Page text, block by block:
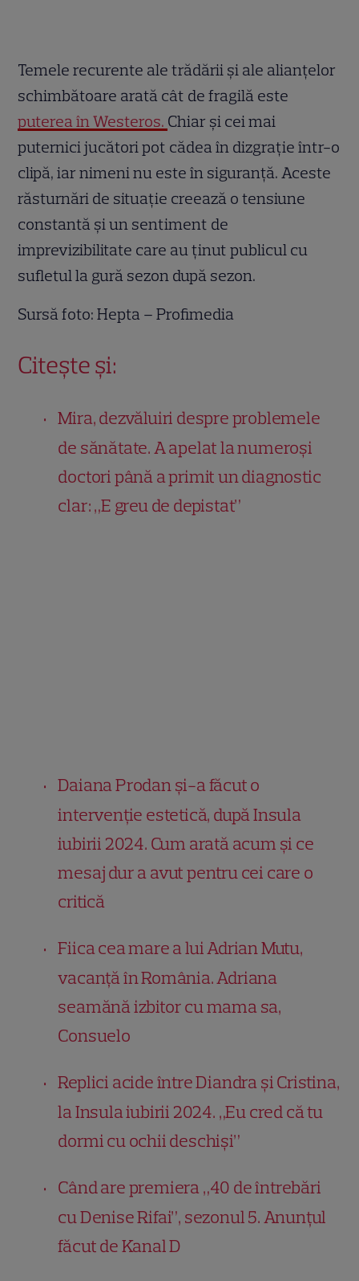
Temele recurente ale trădării și ale alianțelor
schimbătoare arată cât de fragilă este
puterea în Westeros. Chiar și cei mai
puternici jucători pot cădea în dizgrație într-o
clipă, iar nimeni nu este în siguranță. Aceste
răsturnări de situație creează o tensiune
constantă și un sentiment de
imprevizibilitate care au ținut publicul cu
sufletul la gură sezon după sezon.
Sursă foto: Hepta – Profimedia
Citește și:
Mira, dezvăluiri despre problemele
de sănătate. A apelat la numeroși
doctori până a primit un diagnostic
clar: „E greu de depistat”
Daiana Prodan și-a făcut o
intervenție estetică, după Insula
iubirii 2024. Cum arată acum și ce
mesaj dur a avut pentru cei care o
critică
Fiica cea mare a lui Adrian Mutu,
vacanță în România. Adriana
seamănă izbitor cu mama sa,
Consuelo
Replici acide între Diandra și Cristina,
la Insula iubirii 2024. „Eu cred că tu
dormi cu ochii deschiși”
Când are premiera „40 de întrebări
cu Denise Rifai”, sezonul 5. Anunțul
făcut de Kanal D